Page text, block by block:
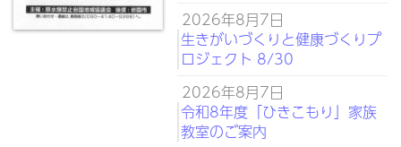
2026年8月7日
生きがいづくりと健康づくりプ
ロジェクト 8/30
2026年8月7日
令和8年度「ひきこもり」家族
教室のご案内